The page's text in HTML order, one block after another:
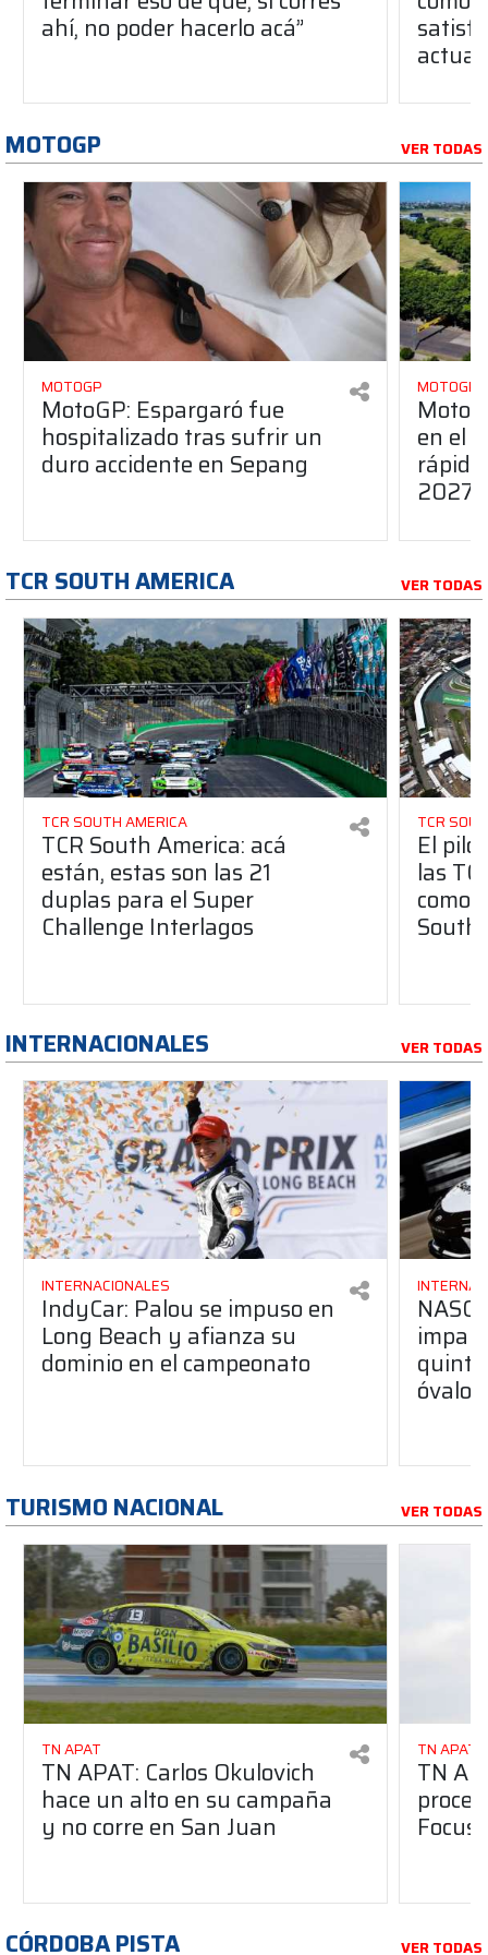
ahí, no poder hacerlo acá”
MOTOGP VER TODAS
MOTOGP
MotoGP: Espargaró fue
hospitalizado tras sufrir un
duro accidente en Sepang
MOTOGP
en el
2027
TCR SOUTH AMERICA VER TODAS
TCR SOUTH AMERICA
TCR South America: acá
están, estas son las 21
duplas para el Super
Challenge Interlagos
TCR
El
las
como
South
INTERNACIONALES VER TODAS
INTERNACIONALES
IndyCar: Palou se impuso en
Long Beach y afianza su
dominio en el campeonato
óvalo
TURISMO NACIONAL VER TODAS
TN APAT
TN APAT: Carlos Okulovich
hace un alto en su campaña
y no corre en San Juan
TN APAT
TN
Focus
CÓRDOBA PISTA VER TODAS